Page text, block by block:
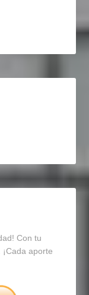
Con tu
aporte